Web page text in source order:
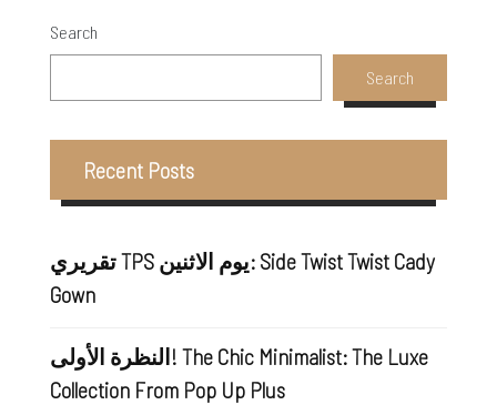
Search
Search
Recent Posts
تقريري TPS يوم الاثنين: Side Twist Twist Cady
Gown
النظرة الأولى! The Chic Minimalist: The Luxe
Collection From Pop Up Plus